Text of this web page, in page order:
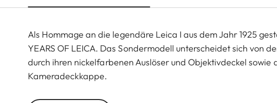
Als Hommage an die legendäre Leica I aus dem Jahr 1925
YEARS OF LEICA. Das Sondermodell unterscheidet sich von
durch ihren nickelfarbenen Auslöser und Objektivdeckel sowie
Kameradeckkappe.